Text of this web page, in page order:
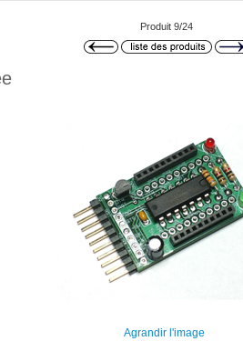
Produit 9/24
Agrandir l'image